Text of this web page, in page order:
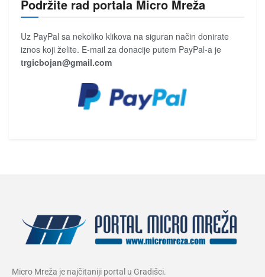
Podržite rad portala Micro Mreža
Uz PayPal sa nekoliko klikova na siguran način donirate
iznos koji želite. E-mail za donacije putem PayPal-a je
trgicbojan@gmail.com
Micro Mreža je najčitaniji portal u Gradišci.